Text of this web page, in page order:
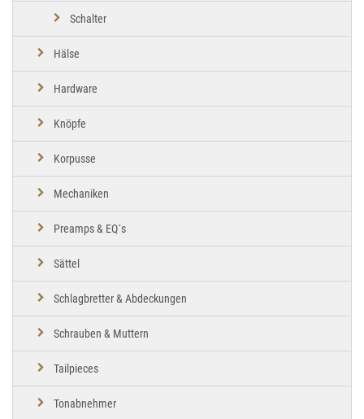
Schalter
Hälse
Hardware
Knöpfe
Korpusse
Mechaniken
Preamps & EQ´s
Sättel
Schlagbretter & Abdeckungen
Schrauben & Muttern
Tailpieces
Tonabnehmer